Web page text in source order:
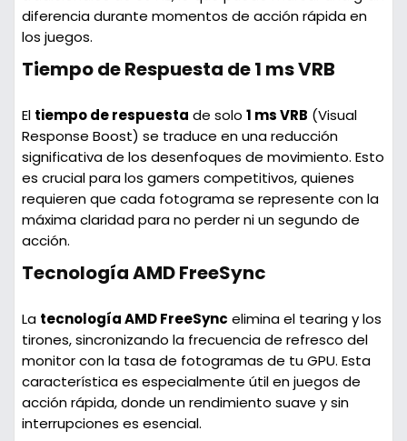
diferencia durante momentos de acción rápida en
los juegos.
Tiempo de Respuesta de 1 ms VRB
El tiempo de respuesta de solo 1 ms VRB (Visual
Response Boost) se traduce en una reducción
significativa de los desenfoques de movimiento. Esto
es crucial para los gamers competitivos, quienes
requieren que cada fotograma se represente con la
máxima claridad para no perder ni un segundo de
acción.
Tecnología AMD FreeSync
La tecnología AMD FreeSync elimina el tearing y los
tirones, sincronizando la frecuencia de refresco del
monitor con la tasa de fotogramas de tu GPU. Esta
característica es especialmente útil en juegos de
acción rápida, donde un rendimiento suave y sin
interrupciones es esencial.